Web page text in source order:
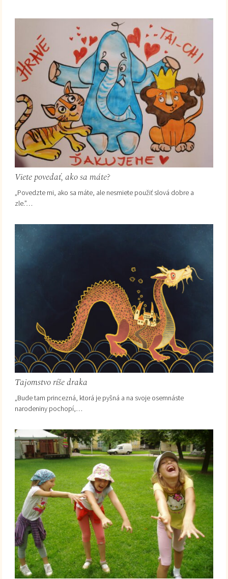
Viete povedať, ako sa máte?
„Povedzte mi, ako sa máte, ale nesmiete použiť slová dobre a
zle.”…
Tajomstvo ríše draka
„Bude tam princezná, ktorá je pyšná a na svoje osemnáste
narodeniny pochopí,…